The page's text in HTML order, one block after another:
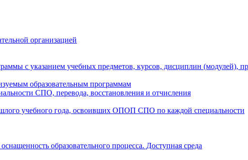
организацией
с указанием учебных предметов, курсов, дисциплин (модулей),
образовательным программам
СПО, перевода, восстановления и отчисления
учебного года, освоивших ОПОП СПО по каждой специальности
образовательного процесса. Доступная среда